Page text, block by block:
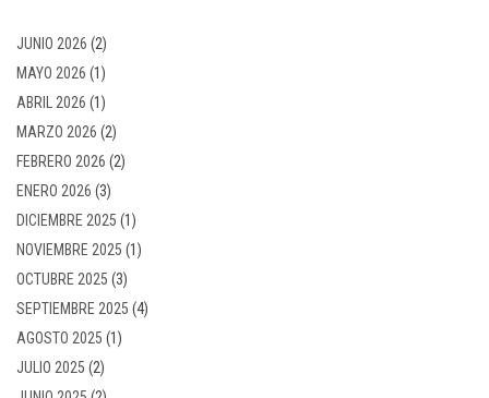
JUNIO 2026 (2)
MAYO 2026 (1)
ABRIL 2026 (1)
MARZO 2026 (2)
FEBRERO 2026 (2)
ENERO 2026 (3)
DICIEMBRE 2025 (1)
NOVIEMBRE 2025 (1)
OCTUBRE 2025 (3)
SEPTIEMBRE 2025 (4)
AGOSTO 2025 (1)
JULIO 2025 (2)